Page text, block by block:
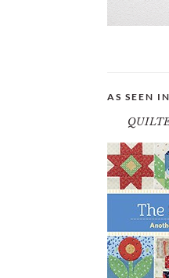
AS SEEN